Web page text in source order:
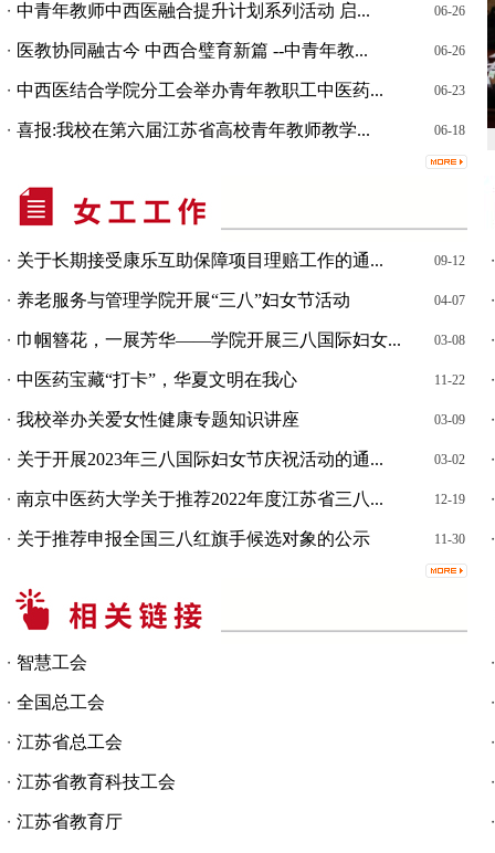
・ 中青年教师中西医融合提升计划系列活动 启... 06-26
・ 医教协同融古今 中西合璧育新篇 --中青年教... 06-26
・ 中西医结合学院分工会举办青年教职工中医药... 06-23
・ 喜报:我校在第六届江苏省高校青年教师教学... 06-18
・ 关于长期接受康乐互助保障项目理赔工作的通... 09-12
・ 养老服务与管理学院开展“三八”妇女节活动 04-07
・ 巾帼簪花，一展芳华——学院开展三八国际妇女... 03-08
・ 中医药宝藏“打卡”，华夏文明在我心 11-22
・ 我校举办关爱女性健康专题知识讲座 03-09
・ 关于开展2023年三八国际妇女节庆祝活动的通... 03-02
・ 南京中医药大学关于推荐2022年度江苏省三八... 12-19
・ 关于推荐申报全国三八红旗手候选对象的公示 11-30
・ 智慧工会
・ 全国总工会
・ 江苏省总工会
・ 江苏省教育科技工会
・ 江苏省教育厅